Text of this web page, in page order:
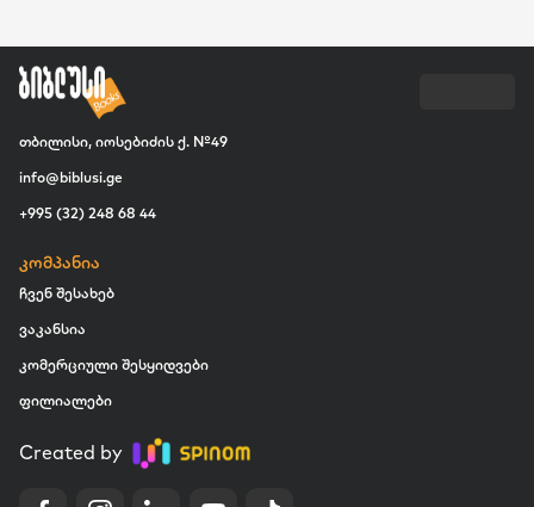
თბილისი, იოსებიძის ქ. №49
info@biblusi.ge
+995 (32) 248 68 44
კომპანია
ჩვენ შესახებ
ვაკანსია
კომერციული შესყიდვები
ფილიალები
Created by